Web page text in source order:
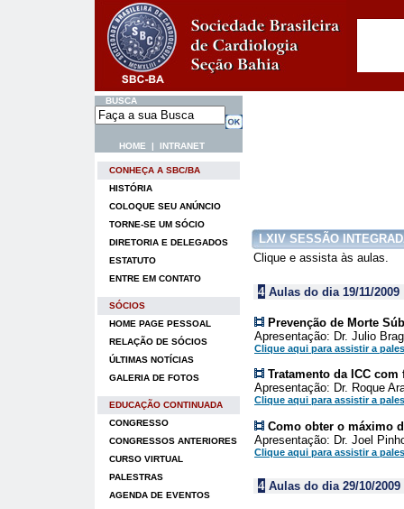
BUSCA
HOME | INTRANET
CONHEÇA A SBC/BA
HISTÓRIA
COLOQUE SEU ANÚNCIO
TORNE-SE UM SÓCIO
DIRETORIA E DELEGADOS
ESTATUTO
ENTRE EM CONTATO
SÓCIOS
HOME PAGE PESSOAL
RELAÇÃO DE SÓCIOS
ÚLTIMAS NOTÍCIAS
GALERIA DE FOTOS
EDUCAÇÃO CONTINUADA
CONGRESSO
CONGRESSOS ANTERIORES
CURSO VIRTUAL
PALESTRAS
AGENDA DE EVENTOS
LXIV SESSÃO
Clique e assista às aulas.
4 Aulas do dia 19/11/2009
Prevenção de Morte
Apresentação: Dr. Julio
Clique aqui para assistir a
Tratamento da ICC com
Apresentação: Dr. Roque
Clique aqui para assistir a
Como obter o máximo
Apresentação: Dr. Joel
Clique aqui para assistir a
4 Aulas do dia 29/10/2009